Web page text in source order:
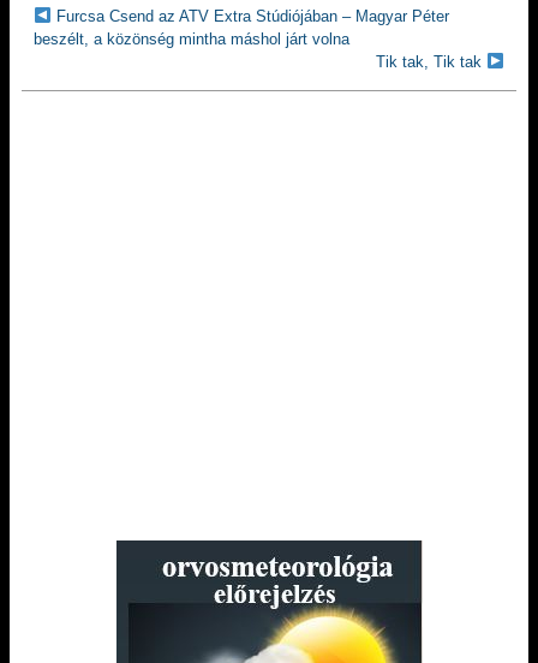
Furcsa Csend az ATV Extra Stúdiójában – Magyar Péter
beszélt, a közönség mintha máshol járt volna
Tik tak, Tik tak